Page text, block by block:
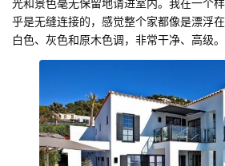
乎是无缝连接的，感觉整个家都像是漂浮
白色、灰色和原木色调，非常干净、高级。